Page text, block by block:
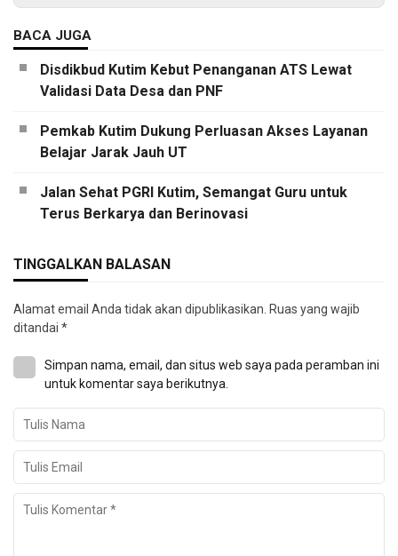
BACA JUGA
Disdikbud Kutim Kebut Penanganan ATS Lewat
Validasi Data Desa dan PNF
Pemkab Kutim Dukung Perluasan Akses Layanan
Belajar Jarak Jauh UT
Jalan Sehat PGRI Kutim, Semangat Guru untuk
Terus Berkarya dan Berinovasi
TINGGALKAN BALASAN
Alamat email Anda tidak akan dipublikasikan. Ruas yang wajib
ditandai *
Simpan nama, email, dan situs web saya pada peramban ini
untuk komentar saya berikutnya.